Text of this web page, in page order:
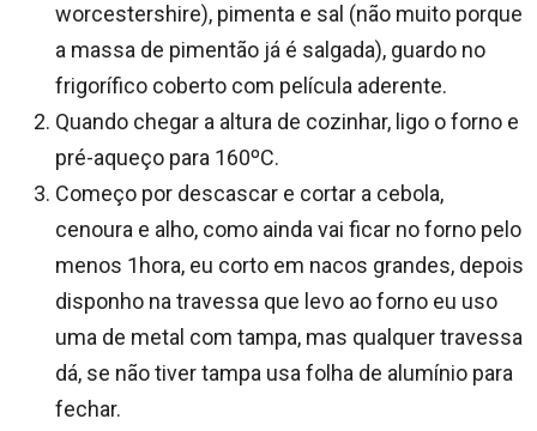
worcestershire), pimenta e sal (não muito porque
a massa de pimentão já é salgada), guardo no
frigorífico coberto com película aderente.
Quando chegar a altura de cozinhar, ligo o forno e
pré-aqueço para 160ºC.
Começo por descascar e cortar a cebola,
cenoura e alho, como ainda vai ficar no forno pelo
menos 1hora, eu corto em nacos grandes, depois
disponho na travessa que levo ao forno eu uso
uma de metal com tampa, mas qualquer travessa
dá, se não tiver tampa usa folha de alumínio para
fechar.